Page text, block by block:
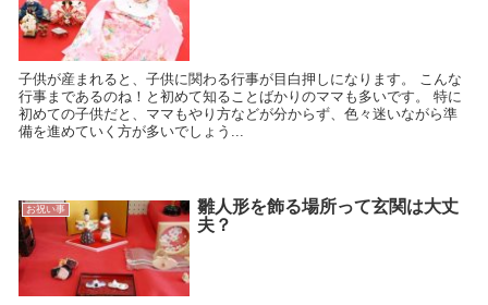
子供が産まれると、子供に関わる行事が目白押しになります。 こんな
行事まであるのね！と初めて知ることばかりのママも多いです。 特に
初めての子供だと、ママもやり方などが分からず、色々迷いながら準
備を進めていく方が多いでしょう...
お祝い事
雛人形を飾る場所って玄関は大丈
夫？